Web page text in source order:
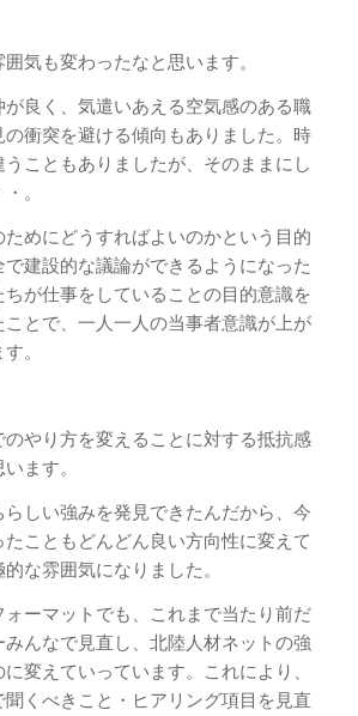
気も変わったなと思います。
が良く、気遣いあえる空気感のある職
衝突を避ける傾向もありました。時
こともありましたが、そのままにし
。
めにどうすればよいのかという目的
建設的な議論ができるようになった
ちが仕事をしていることの目的意識を
とで、一人一人の当事者意識が上が
。
のやり方を変えることに対する抵抗感
ます。
しい強みを発見できたんだから、今
たこともどんどん良い方向性に変えて
な雰囲気になりました。
ーマットでも、これまで当たり前だ
みんなで見直し、北陸人材ネットの強
変えていっています。これにより、
くべきこと・ヒアリング項目を見直